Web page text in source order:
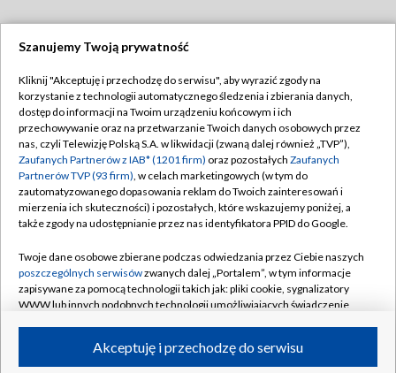
TVP
Abonament TVP
Emisja w TVP
Centrum informacji TVP
Naziemna Telewizja Cyfrowa
Rada Programowa
System NOS
Informacje o nadawcy
Program dla prasy
Regulamin TVP
Polityka prywatności
Moje zgody
Pomoc
Kontakt
Kanały
Szanujemy Twoją prywatność
Kliknij "Akceptuję i przechodzę do serwisu", aby wyrazić zgody na
korzystanie z technologii automatycznego śledzenia i zbierania danych,
dostęp do informacji na Twoim urządzeniu końcowym i ich
przechowywanie oraz na przetwarzanie Twoich danych osobowych przez
nas, czyli Telewizję Polską S.A. w likwidacji (zwaną dalej również „TVP”),
Zaufanych Partnerów z IAB* (1201 firm) oraz pozostałych Zaufanych
Partnerów TVP (93 firm), w celach marketingowych (w tym do
zautomatyzowanego dopasowania reklam do Twoich zainteresowań i
mierzenia ich skuteczności) i pozostałych, które wskazujemy poniżej, a
także zgody na udostępnianie przez nas identyfikatora PPID do Google.
Twoje dane osobowe zbierane podczas odwiedzania przez Ciebie naszych
poszczególnych serwisówzwanych dalej „Portalem”, w tym informacje
zapisywane za pomocą technologii takich jak: pliki cookie, sygnalizatory
WWW lub innych podobnych technologii umożliwiających świadczenie
ruchu w Internecie.Akceptuję i przechodzę do serwisu